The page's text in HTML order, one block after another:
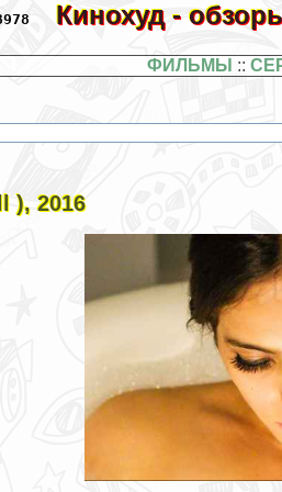
Кинохуд -
ФИЛЬМЫ ::
), 2016